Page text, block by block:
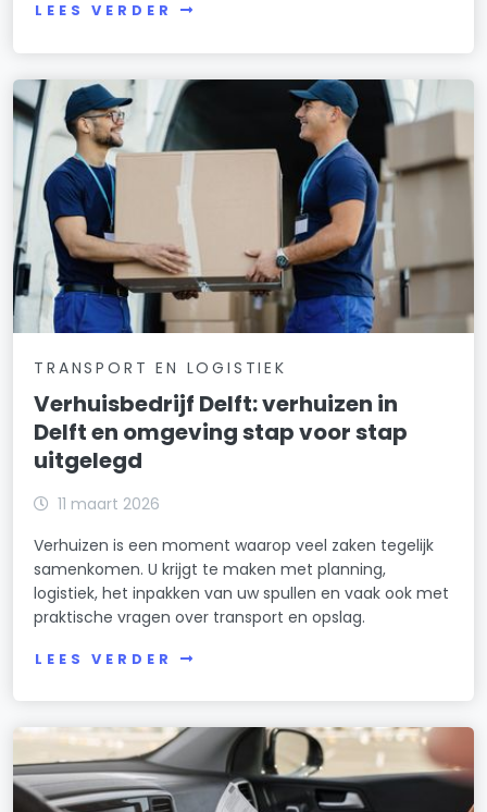
LEES VERDER
TRANSPORT EN LOGISTIEK
Verhuisbedrijf Delft: verhuizen in
Delft en omgeving stap voor stap
uitgelegd
11 maart 2026
Verhuizen is een moment waarop veel zaken tegelijk
samenkomen. U krijgt te maken met planning,
logistiek, het inpakken van uw spullen en vaak ook met
praktische vragen over transport en opslag.
LEES VERDER